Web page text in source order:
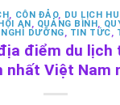
, CÔN ĐẢO, DU LỊCH
AN, QUẢNG BÌNH,
DƯỠNG, TIN TỨC,
điểm du lịch
nhất Việt Nam